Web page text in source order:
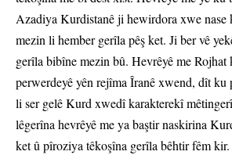
Azadiya Kurdistanê ji hewirdora xwe nase
mezin li hember gerîla pêş ket. Ji ber vê
gerîla bibîne mezin bû. Hevrêyê me Rojhat
perwerdeyê yên rejîma Îranê xwend, dît ku
li ser gelê Kurd xwedî karakterekî
lêgerîna hevrêyê me ya baştir naskirina
ket û pîroziya têkoşîna gerîla bêhtir fêm